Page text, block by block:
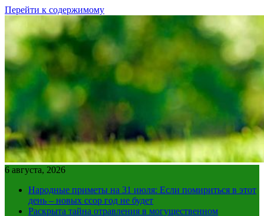
Перейти к содержимому
6 августа, 2026
Народные приметы на 31 июля: Если помириться в этот
день – новых ссор год не будет
Раскрыта тайна отравления в могущественном